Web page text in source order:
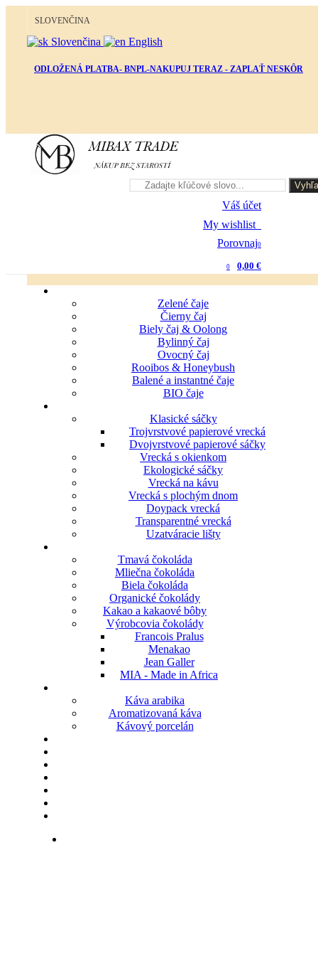
SLOVENČINA
Slovenčina English
ODLOŽENÁ PLATBA- BNPL-NAKUPUJ TERAZ - ZAPLAŤ NESKÔR
Váš účet
My wishlist
Porovnaj0
0 0,00 €
Zelené čaje
Čierny čaj
Biely čaj & Oolong
Bylinný čaj
Ovocný čaj
Rooibos & Honeybush
Balené a instantné čaje
BIO čaje
Klasické sáčky
Trojvrstvové papierové vrecká
Dvojvrstvové papierové sáčky
Vrecká s okienkom
Ekologické sáčky
Vrecká na kávu
Vrecká s plochým dnom
Doypack vrecká
Transparentné vrecká
Uzatváracie lišty
Tmavá čokoláda
Mliečna čokoláda
Biela čokoláda
Organické čokolády
Kakao a kakaové bôby
Výrobcovia čokolády
Francois Pralus
Menakao
Jean Galler
MIA - Made in Africa
Káva arabika
Aromatizovaná káva
Kávový porcelán